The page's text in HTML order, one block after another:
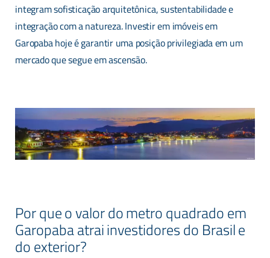
integram sofisticação arquitetônica, sustentabilidade e
integração com a natureza. Investir em imóveis em
Garopaba hoje é garantir uma posição privilegiada em um
mercado que segue em ascensão.
Por que o valor do metro quadrado em
Garopaba atrai investidores do Brasil e
do exterior?